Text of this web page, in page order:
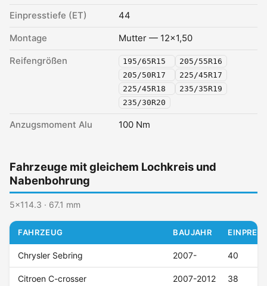
Einpresstiefe (ET) 44
Montage Mutter — 12x1,50
Reifengrößen 195/65R15
205/55R16
205/50R17
225/45R17
225/45R18
235/35R19
235/30R20
Anzugsmoment Alu 100 Nm
Fahrzeuge mit gleichem Lochkreis und
Nabenbohrung
5x114.3 · 67.1 mm
FAHRZEUG BAUJAHR
Chrysler Sebring 2007- 40
Citroen C-crosser 2007-2012 38